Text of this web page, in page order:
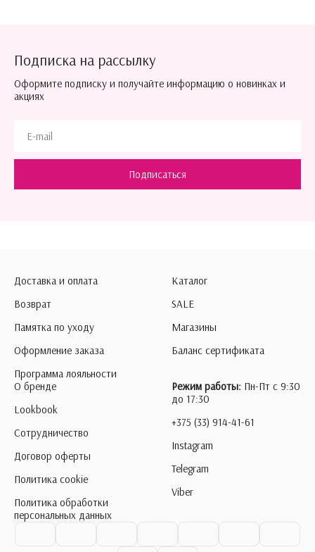
Подписка на рассылку
Оформите подписку и получайте информацию о новинках и
акциях
Подписаться
Доставка и оплата
Возврат
Памятка по уходу
Оформление заказа
Программа лояльности
Каталог
SALE
Магазины
Баланс сертификата
О бренде
Lookbook
Сотрудничество
Договор оферты
Политика cookie
Политика обработки
персональных данных
Режим работы: Пн-Пт с 9:30
до 17:30
+375 (33) 914-41-61
Instagram
Telegram
Viber